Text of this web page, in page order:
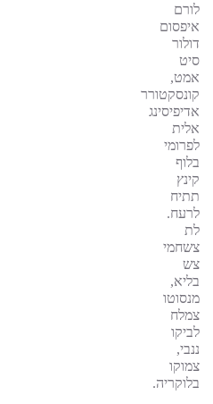
לורם
איפסום
דולור
סיט
אמט,
קונסקטורר
אדיפיסינג
אלית
לפרומי
בלוף
קינץ
תתיח
לרעח.
לת
צשחמי
צש
בליא,
מנסוטו
צמלח
לביקו
ננבי,
צמוקו
בלוקריה.